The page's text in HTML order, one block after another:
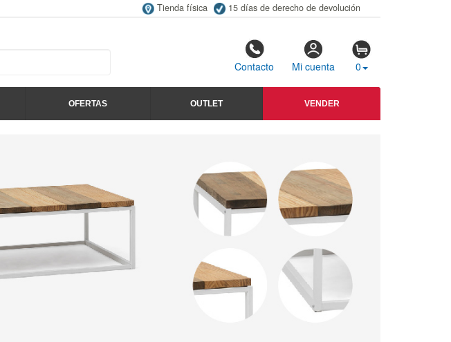
Tienda física 15 días de derecho de devolución
Contacto Mi cuenta 0
OFERTAS OUTLET VENDER